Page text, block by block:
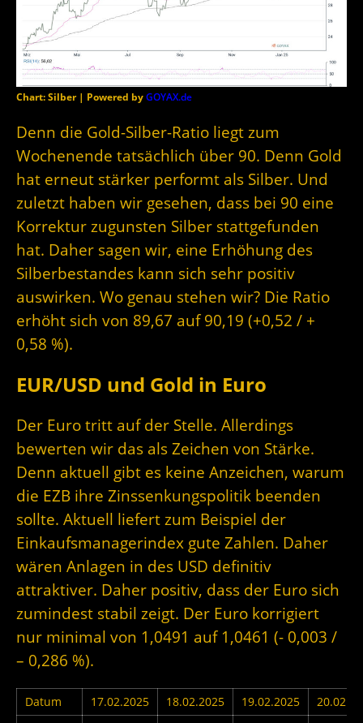
Chart: Silber | Powered byGOYAX.de
Denn die Gold-Silber-Ratio liegt zum
Wochenende tatsächlich über 90. Denn Gold
hat erneut stärker performt als Silber. Und
zuletzt haben wir gesehen, dass bei 90 eine
Korrektur zugunsten Silber stattgefunden
hat. Daher sagen wir, eine Erhöhung des
Silberbestandes kann sich sehr positiv
auswirken. Wo genau stehen wir? Die Ratio
erhöht sich von 89,67 auf 90,19 (+0,52 / +
0,58 %).
EUR/USD und Gold in Euro
Der Euro tritt auf der Stelle. Allerdings
bewerten wir das als Zeichen von Stärke.
Denn aktuell gibt es keine Anzeichen, warum
die EZB ihre Zinssenkungspolitik beenden
sollte. Aktuell liefert zum Beispiel der
Einkaufsmanagerindex gute Zahlen. Daher
wären Anlagen in des USD definitiv
attraktiver. Daher positiv, dass der Euro sich
zumindest stabil zeigt. Der Euro korrigiert
nur minimal von 1,0491 auf 1,0461 (- 0,003 /
– 0,286 %).
Datum 17.02.2025 18.02.2025 19.02.2025